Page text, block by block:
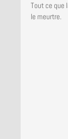
Tout ce que
le meurtre.